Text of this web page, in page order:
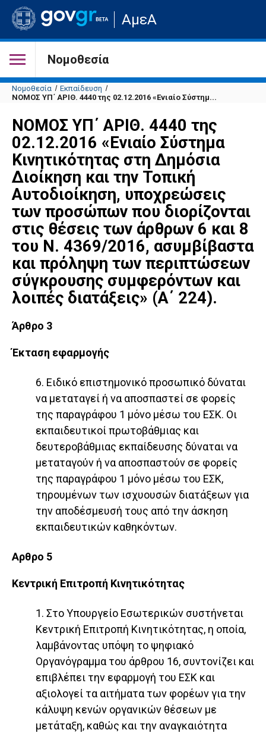
Μετάβαση
στην
σελίδα
του
ΑμεΑ
Νομοθεσία
Νομοθεσία
Εκπαίδευση
ΝΟΜΟΣ ΥΠ΄ ΑΡΙΘ. 4440 της 02.12.2016 «Ενιαίο Σύστημ...
ΝΟΜΟΣ ΥΠ΄ ΑΡΙΘ. 4440 της
02.12.2016 «Ενιαίο Σύστημα
Κινητικότητας στη Δημόσια
Διοίκηση και την Τοπική
Αυτοδιοίκηση, υποχρεώσεις
των προσώπων που διορίζονται
στις θέσεις των άρθρων 6 και 8
του N. 4369/2016, ασυμβίβαστα
και πρόληψη των περιπτώσεων
σύγκρουσης συμφερόντων και
λοιπές διατάξεις» (Α΄ 224).
Άρθρο 3
Έκταση εφαρμογής
6. Ειδικό επιστημονικό προσωπικό δύναται
να μεταταγεί ή να αποσπαστεί σε φορείς
της παραγράφου 1 μόνο μέσω του ΕΣΚ. Οι
εκπαιδευτικοί πρωτοβάθμιας και
δευτεροβάθμιας εκπαίδευσης δύναται να
μεταταγούν ή να αποσπαστούν σε φορείς
της παραγράφου 1 μόνο μέσω του ΕΣΚ,
τηρουμένων των ισχυουσών διατάξεων για
την αποδέσμευσή τους από την άσκηση
εκπαιδευτικών καθηκόντων.
Αρθρο 5
Κεντρική Επιτροπή Κινητικότητας
1. Στο Υπουργείο Εσωτερικών συστήνεται
Κεντρική Επιτροπή Κινητικότητας, η οποία,
λαμβάνοντας υπόψη το ψηφιακό
Οργανόγραμμα του άρθρου 16, συντονίζει και
επιβλέπει την εφαρμογή του ΕΣΚ και
αξιολογεί τα αιτήματα των φορέων για την
κάλυψη κενών οργανικών θέσεων με
μετάταξη, καθώς και την αναγκαιότητα